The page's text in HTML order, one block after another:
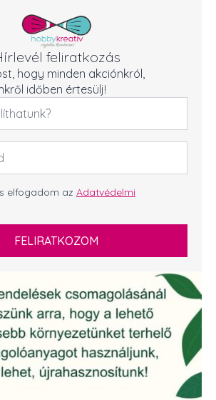
feliratkozás
hogy minden akciónkról,
időben értesülj!
elfogadom az Adatvédelmi
FELIRATKOZOM